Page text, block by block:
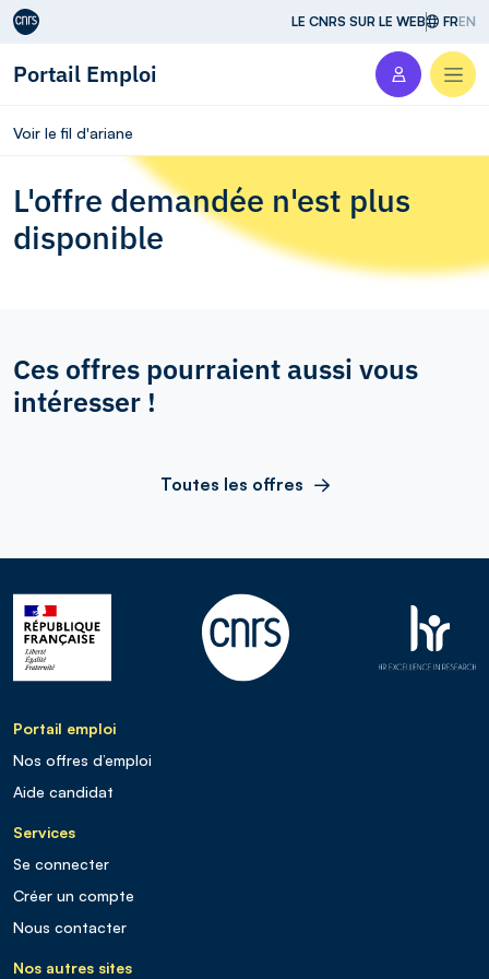
Aller au contenu LE CNRS SUR LE WEB FREN
Portail Emploi
Voir le fil d'ariane
L'offre demandée n'est plus
disponible
Ces offres pourraient aussi vous
intéresser !
Toutes les offres
Portail emploi
Nos offres d’emploi
Aide candidat
Services
Se connecter
Créer un compte
Nous contacter
Nos autres sites